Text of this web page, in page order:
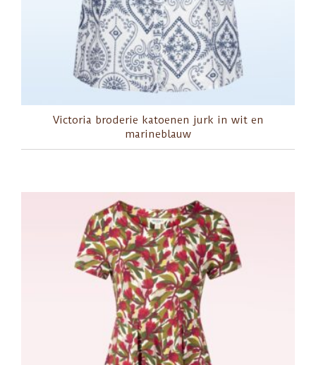
Victoria broderie katoenen jurk in wit en
marineblauw